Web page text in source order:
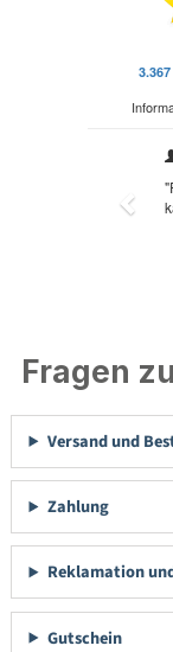
Fragen
Versand und
Zahlung
Reklamation
Gutschein